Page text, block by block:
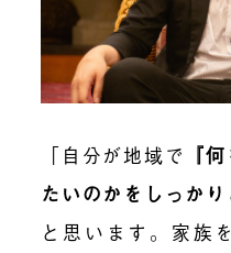
「自分が地域で 『何
たいのかをしっか
と思います。家族